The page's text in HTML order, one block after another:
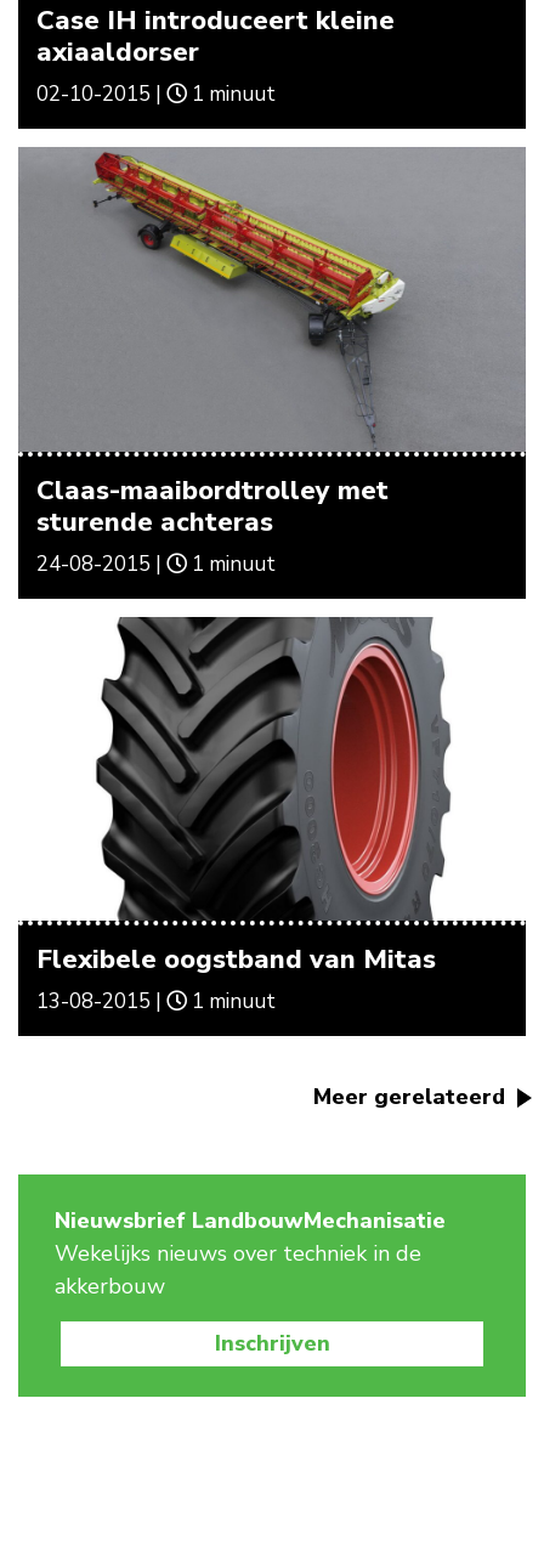
Case IH introduceert kleine
axiaaldorser
02-10-2015 | 1 minuut
Claas-maaibordtrolley met
sturende achteras
24-08-2015 | 1 minuut
Flexibele oogstband van Mitas
13-08-2015 | 1 minuut
Meer gerelateerd
Nieuwsbrief LandbouwMechanisatie
Wekelijks nieuws over techniek in de
akkerbouw
Inschrijven